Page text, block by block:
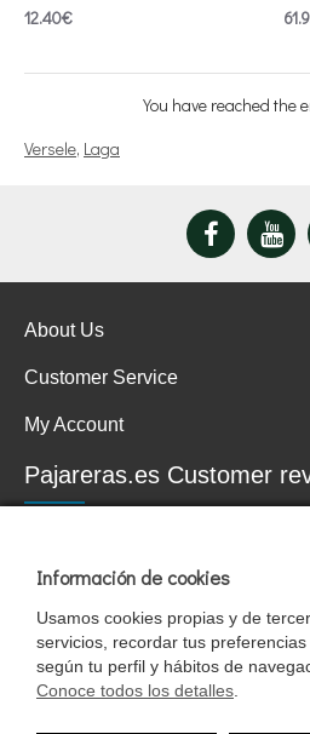
12.40€
You have reached the
Versele, Laga
About Us
Customer Service
My Account
Pajareras.es Customer
Información de cookies
Usamos cookies propias y de
servicios, recordar tus
según tu perfil y hábitos de
Conoce todos los detalles